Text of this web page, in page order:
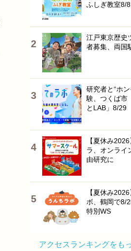
ふしぎ教室8/8
江戸東京歴史
者募集、両国
研究者と“ホ
験、つくば市
とLAB」8/29
【夏休み
ラ、オンライ
由研究に
【夏休み
ボ、鶴岡で8/
特別WS
アクセスランキングをも